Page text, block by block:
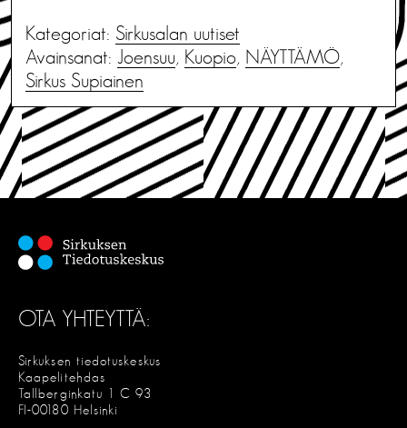
Kategoriat: Sirkusalan uutiset
Avainsanat: Joensuu, Kuopio, NÄYTTÄMÖ,
Sirkus Supiainen
OTA YHTEYTTÄ:
Sirkuksen tiedotuskeskus
Kaapelitehdas
Tallberginkatu 1 C 93
FI-00180 Helsinki